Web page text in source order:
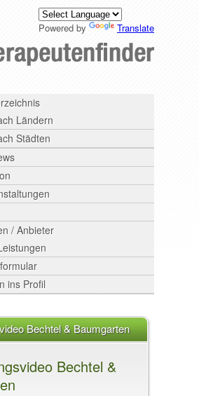
Powered by Translate
Ländern
Städten
/ Anbieter
ins Profil
Bechtel & Baumgarten
Bechtel &